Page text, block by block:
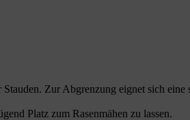
Zur Abgrenzung eignet sich eine
Platz zum Rasenmähen zu lassen.